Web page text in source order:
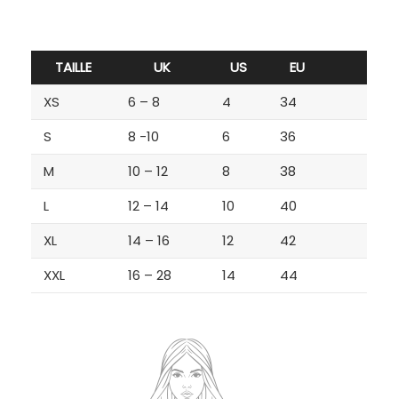
TAILLE UK US
EU
XS
6 – 8 4
34
S
8 -10 6
36
M
10 – 12 8
38
L
12 – 14 10
40
XL
14 – 16 12
42
XXL
16 – 28 14 44